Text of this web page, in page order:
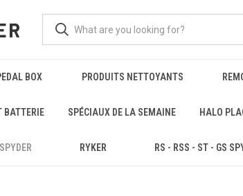
BOX PRODUITS NETTOYANTS
BATTERIE SPÉCIAUX DE LA SEMAINE HALO
RYKER RS - RSS - ST - GS